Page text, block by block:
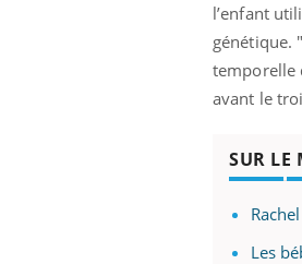
l’enfant
génétique.
temporelle
avant le
SUR LE
Les